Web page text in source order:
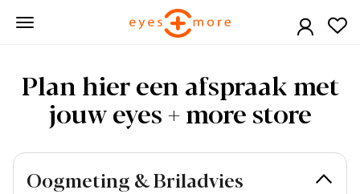
Skip
Plan hier een afspraak met
jouw eyes + more store
Oogmeting & Briladvies